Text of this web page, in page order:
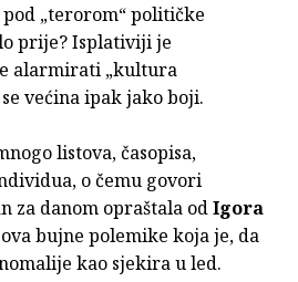
pod „terorom“ političke
prije? Isplativiji je
alarmirati „kultura
većina ipak jako boji.
listova, časopisa,
o čemu govori
za danom opraštala odIgora
bujne polemike koja je, da
kao sjekira u led.